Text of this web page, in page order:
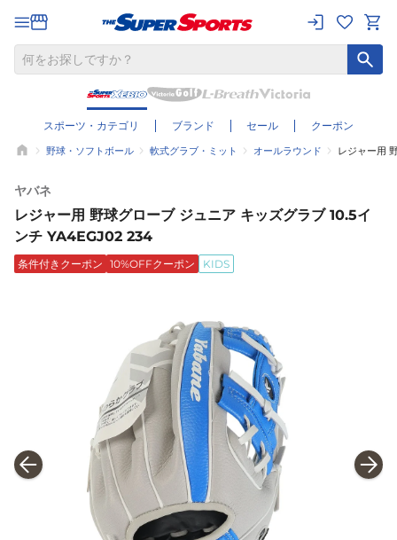
スポーツ・カテゴリ ブランド セール クーポン
野球・ソフトボール 軟式グラブ・ミット オールラウンド レジャー用
ヤバネ
レジャー用 野球グローブ ジュニア キッズグラブ 10.5イ
ンチ YA4EGJ02 234
条件付きクーポン 10%OFFクーポン KIDS